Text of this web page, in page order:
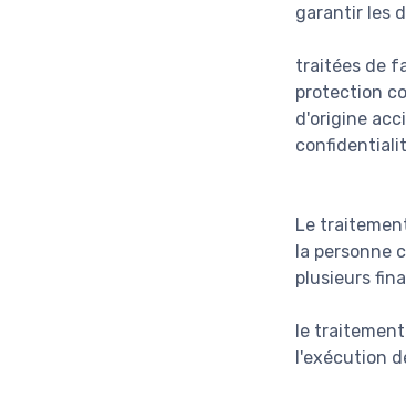
garantir les
traitées de
protection
d'origine
Le
la personne
plusieurs
le
l'exécution